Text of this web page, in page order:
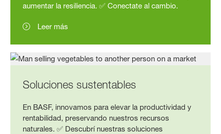
aumentar la resiliencia. ✅ Conectate al cambio.
Leer más
Soluciones sustentables
En BASF, innovamos para elevar la productividad y
rentabilidad, preservando nuestros recursos
naturales. ✅ Descubrí nuestras soluciones